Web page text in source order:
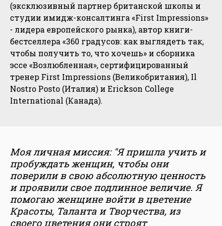
(эксклюзивный партнер британской школы и
студии имидж-консалтинга «First Impressions»
- лидера европейского рынка), автор книги-
бестселлера «360 градусов: как выглядеть так,
чтобы получить то, что хочешь» и сборника
эссе «Возлюбленная», сертифицированный
тренер First Impressions (Великобритания), Il
Nostro Posto (Италия) и Erickson College
International (Канада).
Моя личная миссия: "Я пришла учить и
пробуждать женщин, чтобы они
поверили в свою абсолютную ценность
и проявили свое подлинное величие. Я
помогаю женщине войти в цветение
Красоты, Таланта и Творчества, из
своего цветения они строят